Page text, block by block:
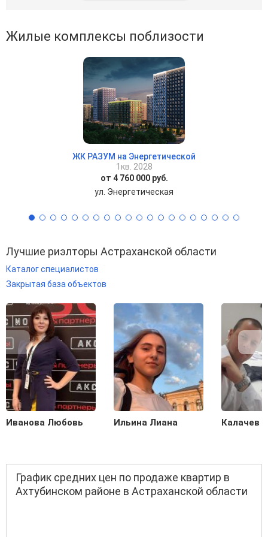
Жилые комплексы поблизости
ЖК РАЗУМ на Энергетической
1кв. 2028
от 4 760 000 руб.
ул. Энергетическая
Лучшие риэлторы Астраханской области
Каталог специалистов
Закрытая база объектов
Иванова Любовь Ильина Лиана Калачев
График средних цен по продаже квартир в
Ахтубинском районе в Астраханской области